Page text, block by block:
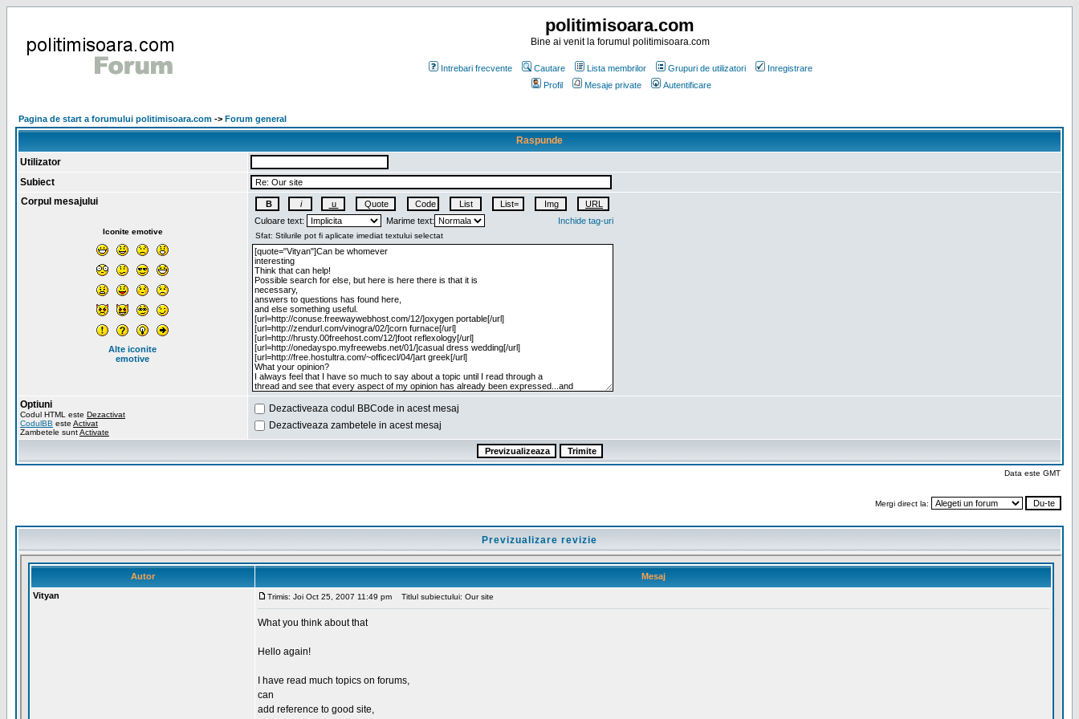
politimisoara.com
Bine ai venit la forumul politimisoara.com
Intrebari frecvente Cautare Lista membrilor Grupuri de utilizatori
Inregistrare
Profil
Mesaje private Autentificare
Pagina de start a forumului politimisoara.com -> Forum general
Raspunde
Utilizator
Subiect
Corpul mesajului
Iconite emotive
Alte iconite
emotive
Culoare text: Marime text: Inchide tag-uri
Optiuni
Codul HTML este Dezactivat
CodulBB este Activat
Zambetele suntActivate
Dezactiveaza codul BBCode in acest mesaj
Dezactiveaza zambetele in acest mesaj
Data este GMT
Mergi direct la:
Previzualizare revizie